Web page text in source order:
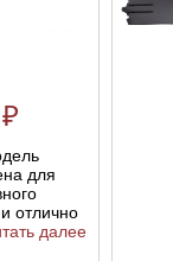
₽
для
отлично
далее